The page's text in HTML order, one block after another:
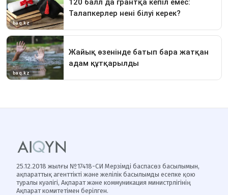
25.12.2018 жылғы №17418-СИ Мерзімді баспасөз басылымын,
ақпараттық агенттікті және желілік басылымды есепке қою
туралы куәлігі, Ақпарат және коммуникация министрлігінің
Ақпарат комитетімен берілген.